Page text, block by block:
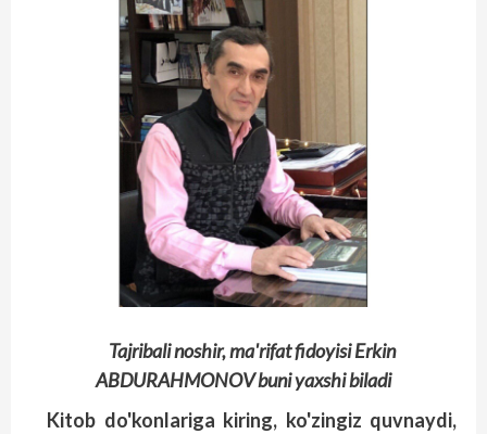
Tajribali noshir, ma'rifat fidoyisi Erkin
ABDURAHMONOV buni yaxshi biladi
Kitob do'konlariga kiring, ko'zingiz quvnaydi,